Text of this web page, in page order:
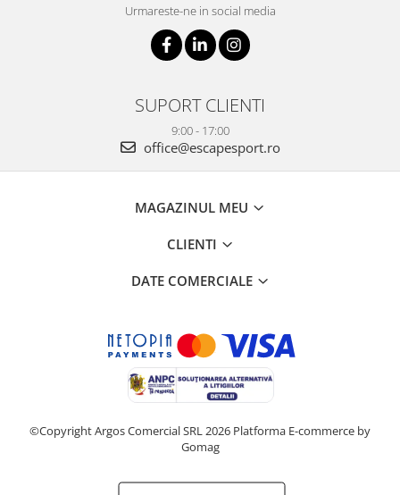
Urmareste-ne in social media
SUPORT CLIENTI
9:00 - 17:00
office@escapesport.ro
MAGAZINUL MEU
CLIENTI
DATE COMERCIALE
©Copyright Argos Comercial SRL 2026 Platforma E-commerce by
Gomag